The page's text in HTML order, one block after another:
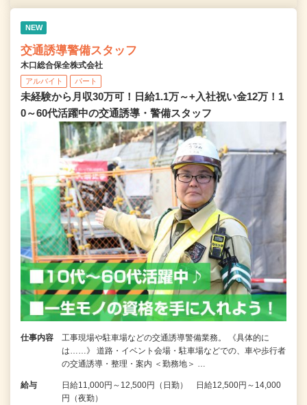
NEW
交通誘導警備スタッフ
木口総合保全株式会社
アルバイト パート
未経験から月収30万可！日給1.1万～+入社祝い金12万！1
0～60代活躍中の交通誘導・警備スタッフ
仕事内容
工事現場や駐車場などの交通誘導警備業務。 《具体的に
は……》 道路・イベント会場・駐車場などでの、車や歩行者
の交通誘導・整理・案内 ＜勤務地＞ …
給与
日給11,000円～12,500円（日勤） 日給12,500円～14,000
円（夜勤）